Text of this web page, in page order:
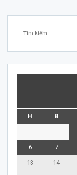
H B
6 7
13 14